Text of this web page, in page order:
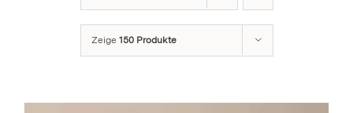
Zeige 150 Produkte